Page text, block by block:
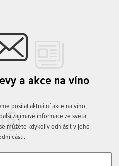
a akce na víno
posílat aktuální akce na víno,
zajímavé informace ze světa
můžete kdykoliv odhlásit v jeho
části.